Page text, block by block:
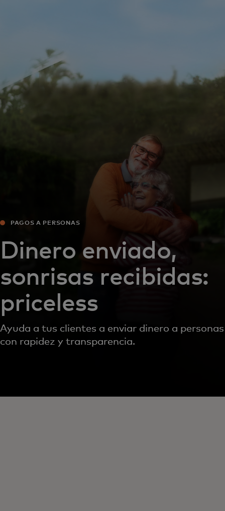
Para empresas
Para el mundo
Noticias y tendencias
PAGOS A PERSONAS
Dinero enviado,
sonrisas recibidas:
priceless
Ayuda a tus clientes a enviar dinero a personas
con rapidez y transparencia.